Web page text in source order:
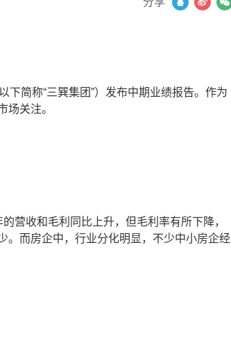
简称“三巽集团”）发布中期业绩报告。作为
场关注。
营收和毛利同比上升，但毛利率有所下降，
。而房企中，行业分化明显，不少中小房企经